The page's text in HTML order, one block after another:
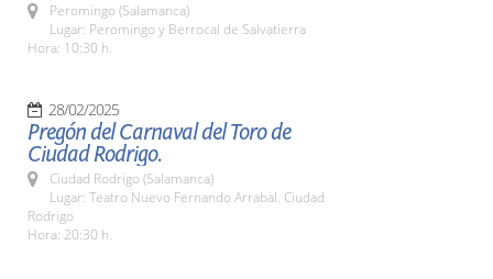
Peromingo (Salamanca)
Lugar: Peromingo y Berrocal de Salvatierra
Hora: 10:30 h.
28/02/2025
Pregón del Carnaval del Toro de
Ciudad Rodrigo.
Ciudad Rodrigo (Salamanca)
Lugar: Teatro Nuevo Fernando Arrabal. Ciudad
Rodrigo
Hora: 20:30 h.